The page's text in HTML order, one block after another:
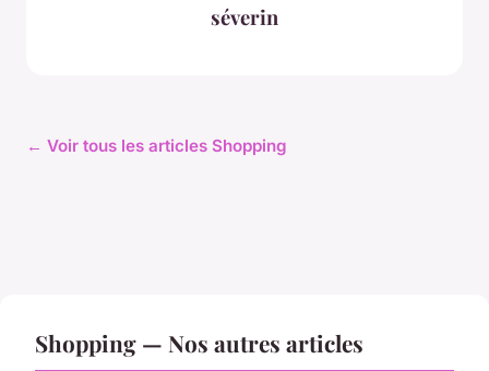
séverin
← Voir tous les articles Shopping
Shopping — Nos autres articles